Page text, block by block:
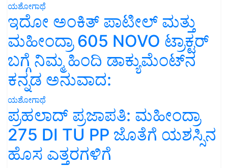
ಯಶೋಗಾಥೆ
ಇದೋ ಅಂಕಿತ್ ಪಾಟೀಲ್ ಮತ್ತು
ಮಹೀಂದ್ರಾ 605 NOVO ಟ್ರಾಕ್ಟರ್
ಬಗ್ಗೆ ನಿಮ್ಮ ಹಿಂದಿ ಡಾಕ್ಯುಮೆಂಟ್‌ನ
ಕನ್ನಡ ಅನುವಾದ:
ಯಶೋಗಾಥೆ
ಪ್ರಹಲಾದ್ ಪ್ರಜಾಪತಿ: ಮಹೀಂದ್ರಾ
275 DI TU PP ಜೊತೆಗೆ ಯಶಸ್ಸಿನ
ಹೊಸ ಎತ್ತರಗಳಿಗೆ